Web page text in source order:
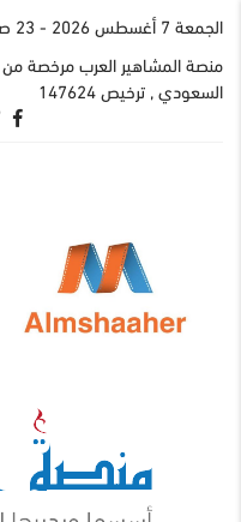
الجمعة 7 أغسطس 2026
- 23 صفر 1448
منصة المشاهير العرب مرخصة من
السعودي , ترخيص 147624